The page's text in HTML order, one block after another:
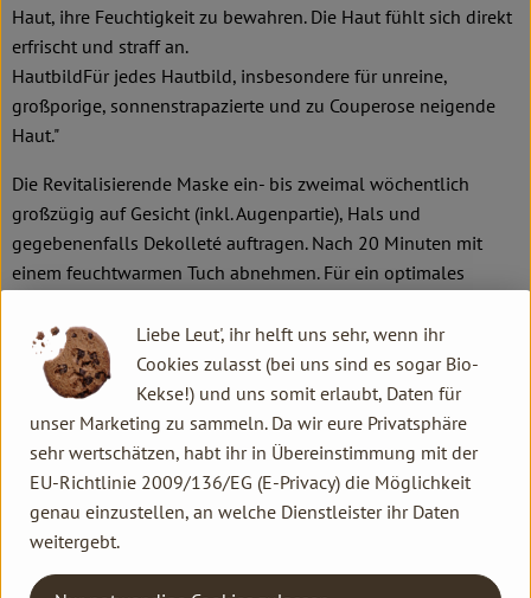
Haut, ihre Feuchtigkeit zu bewahren. Die Haut fühlt sich direkt
erfrischt und straff an.
HautbildFür jedes Hautbild, insbesondere für unreine,
großporige, sonnenstrapazierte und zu Couperose neigende
Haut."
Die Revitalisierende Maske ein- bis zweimal wöchentlich
großzügig auf Gesicht (inkl. Augenpartie), Hals und
gegebenenfalls Dekolleté auftragen. Nach 20 Minuten mit
einem feuchtwarmen Tuch abnehmen. Für ein optimales
Gesichtsdampfbad und Reinigungsmaske.
"Zur Umstellung auf die fettfreie Nachtpflege können Sie
zusätzlich zur Nachtkur die Revitalisierende Maske auftragen,
am besten am frühen Abend.
Bei einer zu Rötungen neigenden, vernarbten und
unreinen Haut eignet sich die Revitalisierende Maske auch als
ergänzende tägliche Pflege. Morgens dünn zusammen mit
Ihrer Tagespflege anwenden.
Für den besonderen Pflegeimpuls bei einer zu Rötungen
Liebe Leut', ihr helft uns sehr, wenn ihr
Cookies zulasst (bei uns sind es sogar Bio-
Kekse!) und uns somit erlaubt, Daten für
unser Marketing zu sammeln. Da wir eure Privatsphäre
sehr wertschätzen, habt ihr in Übereinstimmung mit der
EU-Richtlinie 2009/136/EG (E-Privacy) die Möglichkeit
genau einzustellen, an welche Dienstleister ihr Daten
weitergebt.